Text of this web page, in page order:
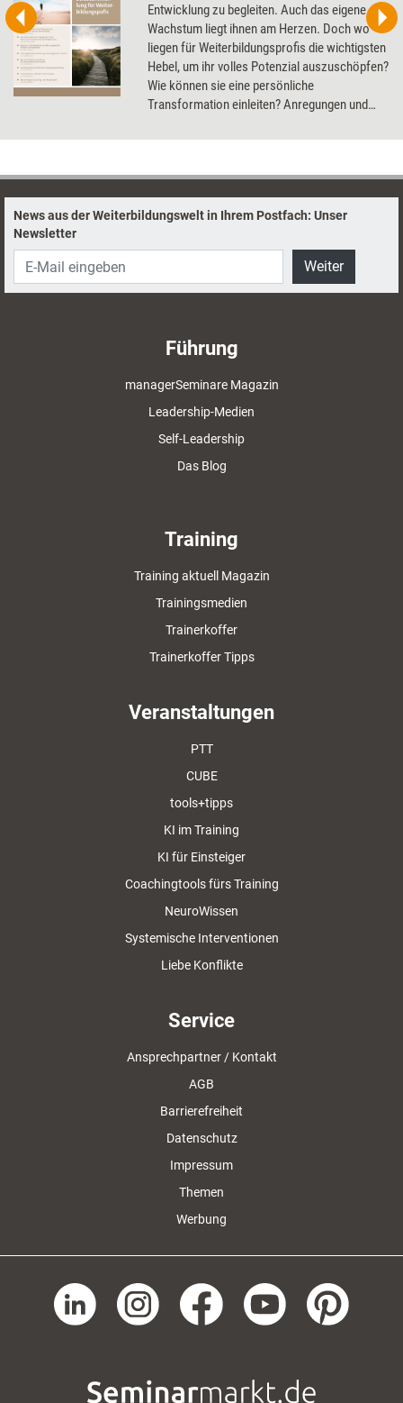
Entwicklung zu begleiten. Auch das eigene
Wachstum liegt ihnen am Herzen. Doch wo
liegen für Weiterbildungsprofis die wichtigsten
Hebel, um ihr volles Potenzial auszuschöpfen?
Wie können sie eine persönliche
Transformation einleiten? Anregungen und
News aus der Weiterbildungswelt in Ihrem Postfach: Unser
Newsletter
Weiter
Führung
managerSeminare Magazin
Leadership-Medien
Self-Leadership
Das Blog
Training
Training aktuell Magazin
Trainingsmedien
Trainerkoffer
Trainerkoffer Tipps
Veranstaltungen
PTT
CUBE
tools+tipps
KI im Training
KI für Einsteiger
Coachingtools fürs Training
NeuroWissen
Systemische Interventionen
Liebe Konflikte
Service
Ansprechpartner / Kontakt
AGB
Barrierefreiheit
Datenschutz
Impressum
Themen
Werbung